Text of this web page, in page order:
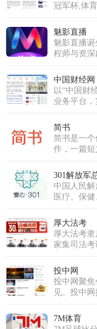
冠军杯,体
魅影直播
魅影直播
程师与资
式，打造一
归属感的
成功跻身
有超过十万
等多个领域
容且充满
限，让每
并最终将热
是成为全
推动前沿技
体验。
中国财经网
以“中国财
业务平台
效、专业、
简书
简书是一个
作，一篇
301解放军
中国人民
医疗、保
重要保健
的医疗保健
任务。医
主，是全
厚大法考
厚大法考
家集司法
式，各友商
的教育资源
年，随着
作，厚大组
法考图书发
投中网
投中网聚
见。投中
私募股权投
中网拥有商
7M体育